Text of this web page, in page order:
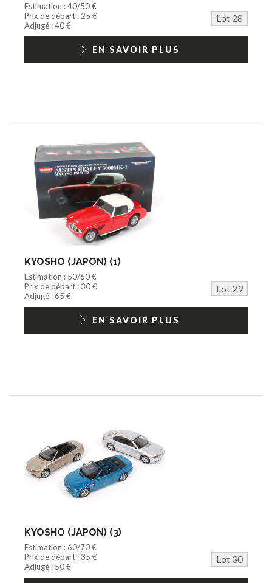
Estimation : 40/50 €
Prix de départ : 25 €
Lot 28
Adjugé : 40 €
EN SAVOIR PLUS
KYOSHO (JAPON) (1)
Estimation : 50/60 €
Prix de départ : 30 €
Lot 29
Adjugé : 65 €
EN SAVOIR PLUS
KYOSHO (JAPON) (3)
Estimation : 60/70 €
Prix de départ : 35 €
Lot 30
Adjugé : 50 €